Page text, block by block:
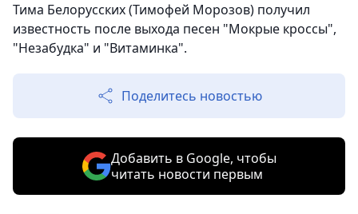
Тима Белорусских (Тимофей Морозов) получил
известность после выхода песен "Мокрые кроссы",
"Незабудка" и "Витаминка".
Поделитесь новостью
Добавить в Google, чтобы
читать новости первым